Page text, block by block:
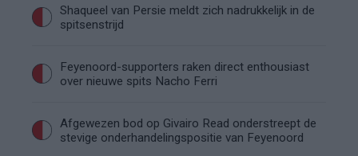
Shaqueel van Persie meldt zich nadrukkelijk in de
spitsenstrijd
Feyenoord-supporters raken direct enthousiast
over nieuwe spits Nacho Ferri
Afgewezen bod op Givairo Read onderstreept de
stevige onderhandelingspositie van Feyenoord